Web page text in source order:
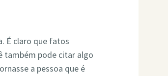
É claro que fatos
também pode citar algo
a pessoa que é